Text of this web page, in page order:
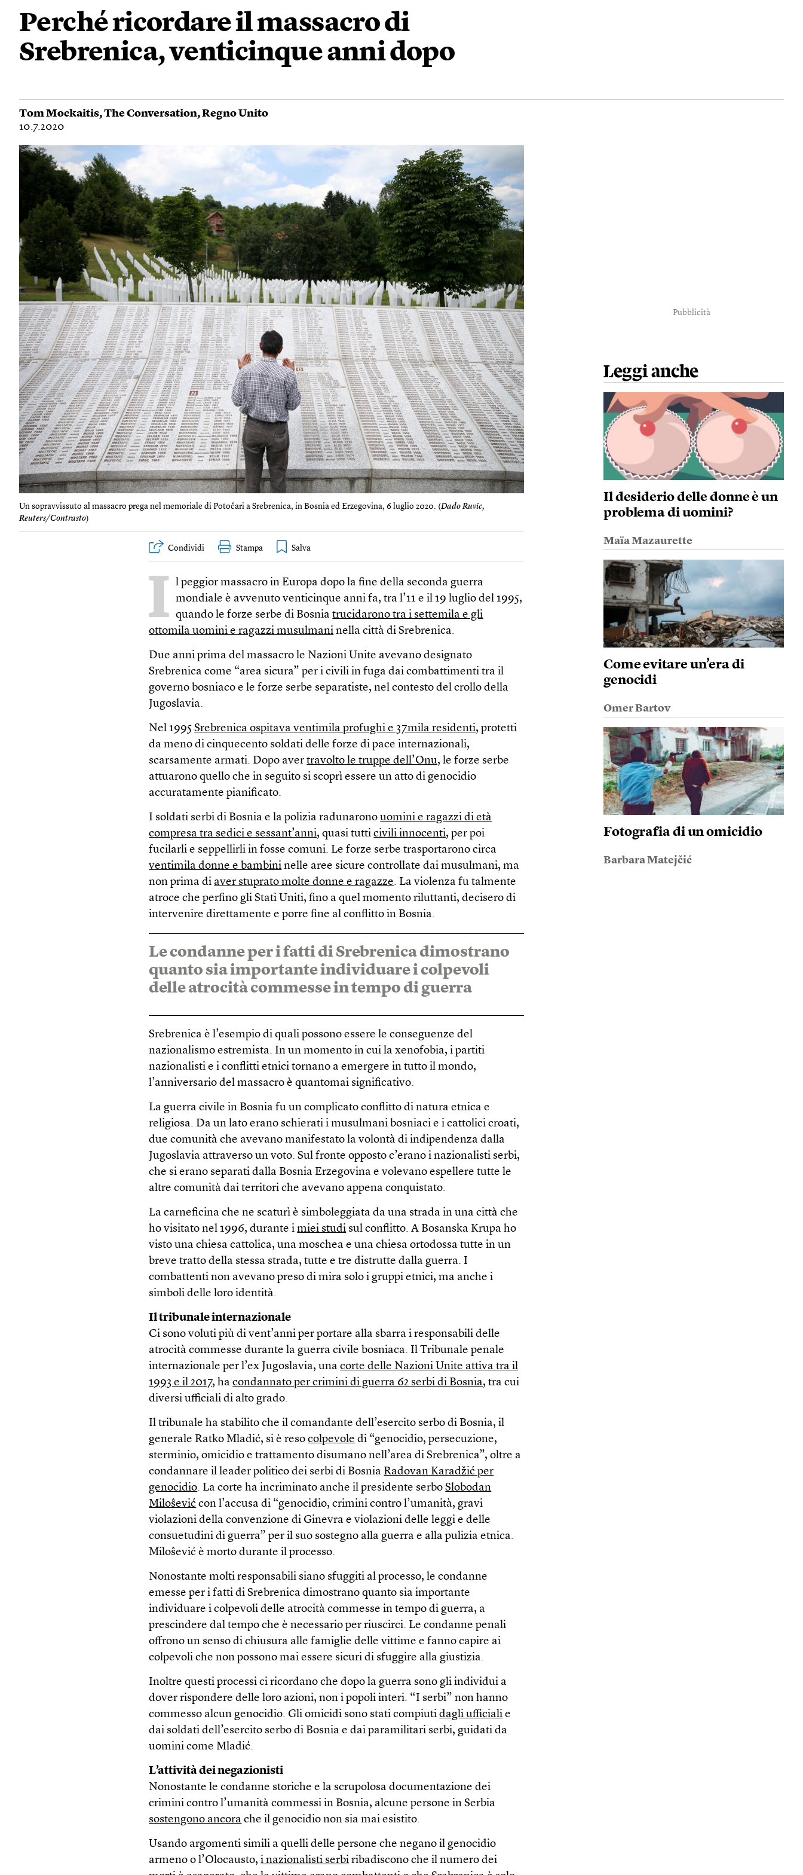
Perché ricordare il massacro di
Srebrenica, venticinque anni dopo
Tom Mockaitis,The Conversation,Regno Unito
10.7.2020
Un sopravvissuto al massacro prega nel memoriale di Potočari a Srebrenica, in Bosnia ed Erzegovina, 6 luglio 2020. (Dado Ruvic,
Reuters/Contrasto)
Condividi Stampa
I l peggior massacro in Europa dopo la fine della seconda guerra
mondiale è avvenuto venticinque anni fa, tra l’11 e il 19 luglio del 1995,
quando le forze serbe di Bosniatrucidarono tra i settemila e gli
ottomila uomini e ragazzi musulmani nella città di Srebrenica.
Due anni prima del massacro le Nazioni Unite avevano designato
Srebrenica come “area sicura” per i civili in fuga dai combattimenti tra il
governo bosniaco e le forze serbe separatiste, nel contesto del crollo della
Jugoslavia.
Nel 1995Srebrenica ospitava ventimila profughi e 37mila residenti, protetti
da meno di cinquecento soldati delle forze di pace internazionali,
scarsamente armati. Dopo avertravolto le truppe dell’Onu, le forze serbe
attuarono quello che in seguito si scoprì essere un atto di genocidio
accuratamente pianificato.
I soldati serbi di Bosnia e la polizia radunaronouomini e ragazzi di età
compresa tra sedici e sessant’anni, quasi tutticivili innocenti, per poi
fucilarli e seppellirli in fosse comuni. Le forze serbe trasportarono circa
ventimila donne e bambini nelle aree sicure controllate dai musulmani, ma
non prima di aver stuprato molte donne e ragazze. La violenza fu talmente
atroce che perfino gli Stati Uniti, fino a quel momento riluttanti, decisero di
intervenire direttamente e porre fine al conflitto in Bosnia.
Le condanne per i fatti di Srebrenica dimostrano
quanto sia importante individuare i colpevoli
delle atrocità commesse in tempo di guerra
Srebrenica è l’esempio di quali possono essere le conseguenze del
nazionalismo estremista. In un momento in cui la xenofobia, i partiti
nazionalisti e i conflitti etnici tornano a emergere in tutto il mondo,
l’anniversario del massacro è quantomai significativo.
La guerra civile in Bosnia fu un complicato conflitto di natura etnica e
religiosa. Da un lato erano schierati i musulmani bosniaci e i cattolici croati,
due comunità che avevano manifestato la volontà di indipendenza dalla
Jugoslavia attraverso un voto. Sul fronte opposto c’erano i nazionalisti serbi,
che si erano separati dalla Bosnia Erzegovina e volevano espellere tutte le
altre comunità dai territori che avevano appena conquistato.
La carneficina che ne scaturì è simboleggiata da una strada in una città che
ho visitato nel 1996, durante imiei studi sul conflitto. A Bosanska Krupa ho
visto una chiesa cattolica, una moschea e una chiesa ortodossa tutte in un
breve tratto della stessa strada, tutte e tre distrutte dalla guerra. I
combattenti non avevano preso di mira solo i gruppi etnici, ma anche i
simboli delle loro identità.
Il tribunale internazionale
Ci sono voluti più di vent’anni per portare alla sbarra i responsabili delle
atrocità commesse durante la guerra civile bosniaca. Il Tribunale penale
internazionale per l’ex Jugoslavia, unacorte delle Nazioni Unite attiva tra il
1993 e il 2017, hacondannato per crimini di guerra 62 serbi di Bosnia, tra cui
diversi ufficiali di alto grado.
Il tribunale ha stabilito che il comandante dell’esercito serbo di Bosnia, il
generale Ratko Mladić, si è resocolpevole di “genocidio, persecuzione,
sterminio, omicidio e trattamento disumano nell’area di Srebrenica”, oltre a
condannare il leader politico dei serbi di Bosnia Radovan Karadžić per
genocidio. La corte ha incriminato anche il presidente serboSlobodan
Miloŝević con l’accusa di “genocidio, crimini contro l’umanità, gravi
violazioni della convenzione di Ginevra e violazioni delle leggi e delle
consuetudini di guerra” per il suo sostegno alla guerra e alla pulizia etnica.
Miloŝević è morto durante il processo.
Nonostante molti responsabili siano sfuggiti al processo, le condanne
emesse per i fatti di Srebrenica dimostrano quanto sia importante
individuare i colpevoli delle atrocità commesse in tempo di guerra, a
prescindere dal tempo che è necessario per riuscirci. Le condanne penali
offrono un senso di chiusura alle famiglie delle vittime e fanno capire ai
colpevoli che non possono mai essere sicuri di sfuggire alla giustizia.
Inoltre questi processi ci ricordano che dopo la guerra sono gli individui a
dover rispondere delle loro azioni, non i popoli interi. “I serbi” non hanno
commesso alcun genocidio. Gli omicidi sono stati compiutidagli ufficiali e
dai soldati dell’esercito serbo di Bosnia e dai paramilitari serbi, guidati da
uomini come Mladić.
L’attività dei negazionisti
Nonostante le condanne storiche e la scrupolosa documentazione dei
crimini contro l’umanità commessi in Bosnia, alcune persone in Serbia
sostengono ancora che il genocidio non sia mai esistito.
Usando argomenti simili a quelli delle persone che negano il genocidio
armeno o l’Olocausto,i nazionalisti serbi ribadiscono che il numero dei
Pubblicità
Leggi anche
Il desiderio delle donne è un
problema di uomini?
Maïa Mazaurette
Come evitare un’era di
genocidi
Omer Bartov
Fotografia di un omicidio
Barbara Matejčić